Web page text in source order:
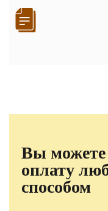
Вы можете
оплату
способом